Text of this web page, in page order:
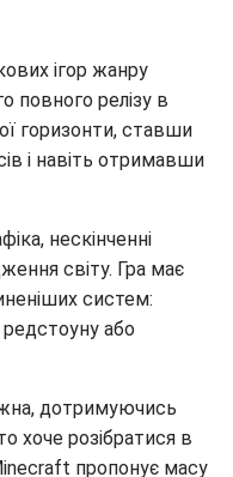
ігор жанру
повного релізу в
горизонти, ставши
і навіть отримавши
нескінченні
світу. Гра має
систем:
або
дотримуючись
хоче розібратися в
пропонує масу